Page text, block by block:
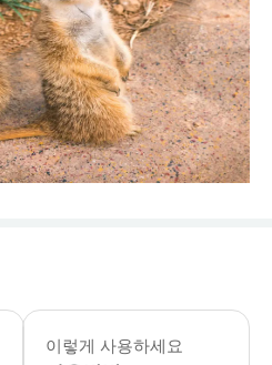
신뎨오산 야생동물원은 산둥성 웨이
이렇게 사용하세요